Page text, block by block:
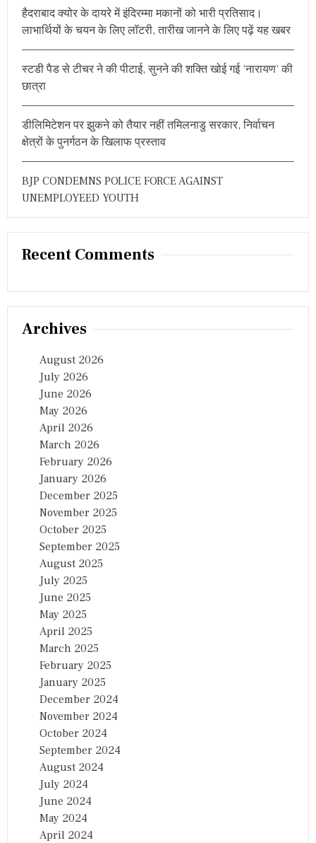
हैदराबाद क्योर के दायरे में इंदिरम्मा मकानों को भारी प्रतिसाद।
लाभार्थियों के चयन के लिए लॉटरी, तारीख जानने के लिए पढ़ें यह खबर
स्टडी पैड से टीचर ने की पीटाई, सुनने की शक्ति खोई गई ‘नारायण’ की
छात्रा
डीलिमिटेशन पर झुकने को तैयार नहीं तमिलनाडु सरकार, निर्वाचन
क्षेत्रों के पुनर्गठन के खिलाफ प्रस्ताव
BJP CONDEMNS POLICE FORCE AGAINST
UNEMPLOYEED YOUTH
Recent Comments
Archives
August 2026
July 2026
June 2026
May 2026
April 2026
March 2026
February 2026
January 2026
December 2025
November 2025
October 2025
September 2025
August 2025
July 2025
June 2025
May 2025
April 2025
March 2025
February 2025
January 2025
December 2024
November 2024
October 2024
September 2024
August 2024
July 2024
June 2024
May 2024
April 2024